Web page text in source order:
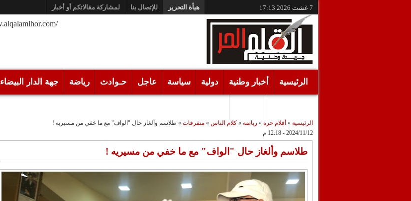
7 غشت 2026 17:13 هيأة التحرير للإتصال بنا لمشاركة مقالاتكم أو أخبار
/www.alqalamlhor.com
الرئيسية أخبار وطنية دولية سياسة عاجل حـوادث رياضة جهة الدار البيضاء
الرئيسية » أقلام حرة» رياضة» كلام الناس» متفرقات» طلاسم وألغاز حال "الواف" مع ما خفي من مسيريه !
2024/11/12 - 12:18 م
طلاسم وألغاز حال "الواف" مع ما خفي من مسيريه !